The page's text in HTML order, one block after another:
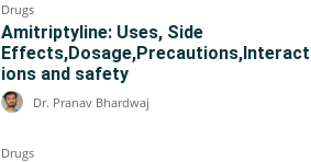
Drugs
Amitriptyline: Uses, Side
Effects,Dosage,Precautions,Interact
ions and safety
Dr. Pranav Bhardwaj
Drugs